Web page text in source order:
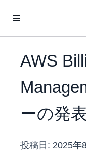
AWS
ーの発
投稿日: 2025年